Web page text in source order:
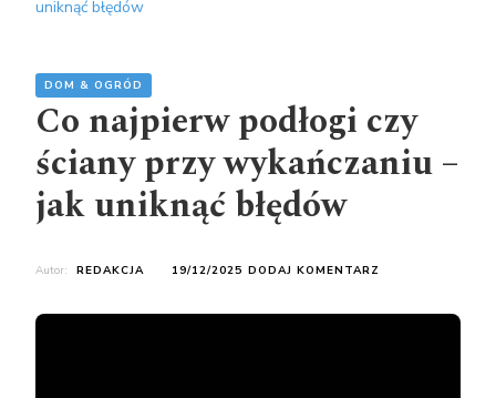
uniknąć błędów
DOM & OGRÓD
Co najpierw podłogi czy
ściany przy wykańczaniu –
jak uniknąć błędów
Autor: REDAKCJA 19/12/2025 DODAJ KOMENTARZ